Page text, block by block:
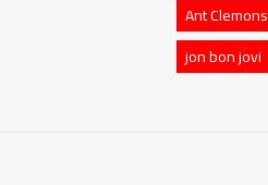
Ant Clemons
jon bon jovi